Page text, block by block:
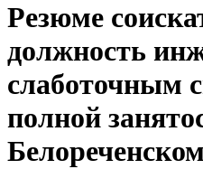
Резюме
должность
слаботочным
полной
Белореченском